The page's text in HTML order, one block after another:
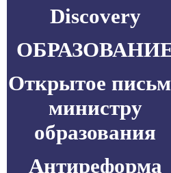
Discovery
Открытое
министру
образования
Антиреформа